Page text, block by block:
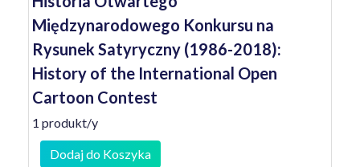
Międzynarodowego Konkursu na
Rysunek Satyryczny (1986-2018):
History of the International Open
Cartoon Contest
1 produkt/y
Dodaj do Koszyka